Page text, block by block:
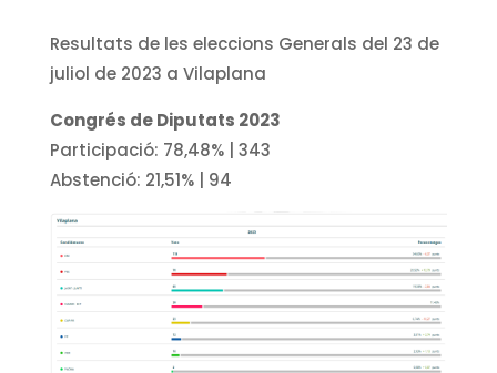
Resultats de les eleccions Generals del 23 de
juliol de 2023 a Vilaplana
Congrés de Diputats 2023
Participació: 78,48% | 343
Abstenció: 21,51% | 94